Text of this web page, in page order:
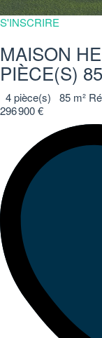
S'INSCRIRE
MAISON
PIÈCE(S)
4pièce(s) 85 m²
296 900 €